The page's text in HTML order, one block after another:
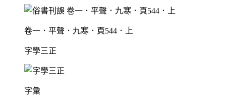
卷一．平聲．九寒．頁544．上
字學三正
字彙